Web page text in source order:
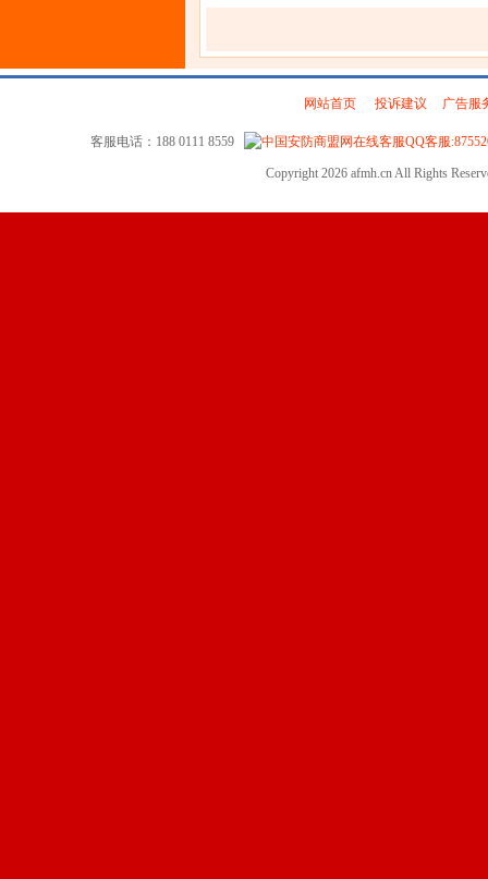
网站首页| 投诉建议 广告服
客服电话：188 0111 8559 QQ客服
Copyright 2026 afmh.cn All Rights